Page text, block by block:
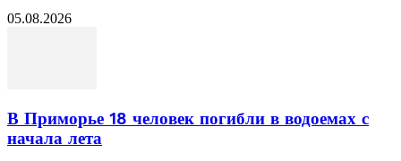
05.08.2026
В Приморье 18 человек погибли в водоемах с
начала лета